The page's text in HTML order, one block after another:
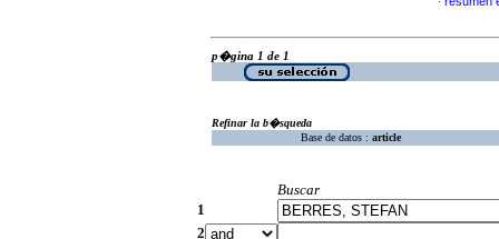
p�gina 1 de 1
Refinar la b�squeda
Base de datos : article
Buscar
1
2